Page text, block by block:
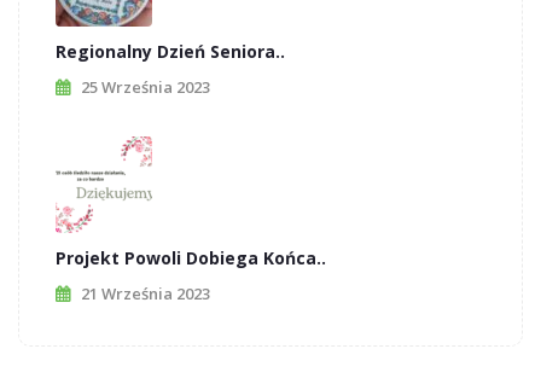
Regionalny Dzień Seniora..
25 Września 2023
Projekt Powoli Dobiega Końca..
21 Września 2023